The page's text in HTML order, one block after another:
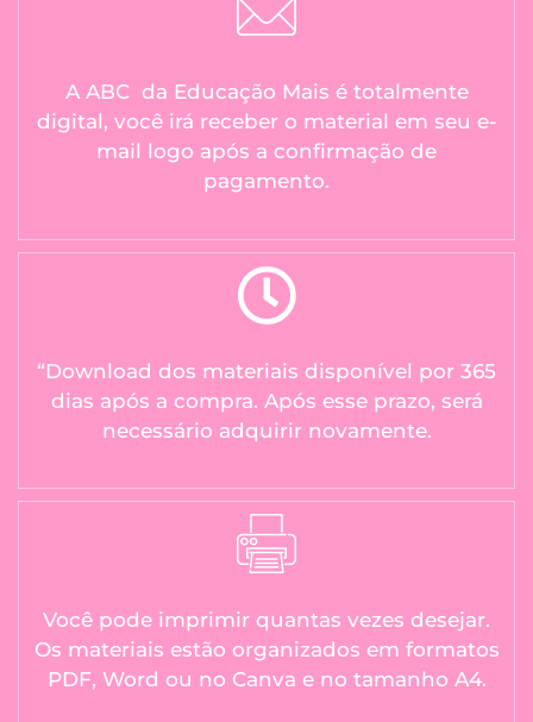
A ABC da Educação Mais é totalmente
digital, você irá receber o material em seu e-
mail logo após a confirmação de
pagamento.
“Download dos materiais disponível por 365
dias após a compra. Após esse prazo, será
necessário adquirir novamente.
Você pode imprimir quantas vezes desejar.
Os materiais estão organizados em formatos
PDF, Word ou no Canva e no tamanho A4.